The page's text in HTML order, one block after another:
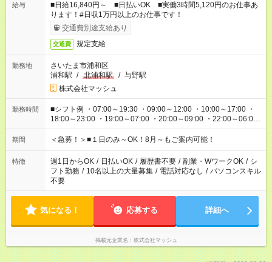
給与
■日給16,840円～ ■日払いOK ■実働3時間5,120円のお仕事あ
ります！#日収1万円以上のお仕事です！
交通費別途支給あり
交通費 規定支給
勤務地
さいたま市浦和区
浦和駅 / 北浦和駅 / 与野駅
株式会社マッシュ
勤務時間
■シフト例 ・07:00～19:30 ・09:00～12:00 ・10:00～17:00 ・
18:00～23:00 ・19:00～07:00 ・20:00～09:00 ・22:00～06:00
etc ★最短で3時間で5,120円のお仕事から 15時間で2万円近く稼
げるお仕事も！ ご希望のお時間に合わせてご紹介！ ※シフトは
ください！
期間 ＜急募！＞■１日のみ～OK！8月～もご案内可能！
特徴 週1日からOK / 日払いOK / 履歴書不要 / 副業・WワークOK / シ
フト勤務 / 10名以上の大量募集 / 電話対応なし / パソコンスキル
不要
気になる！ 応募する 詳細へ
掲載元企業名 株式会社マッシュ